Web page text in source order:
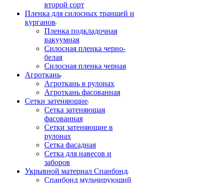
второй сорт
Пленка для силосных траншей и
курганов
Пленка подкладочная
вакуумная
Силосная пленка черно-
белая
Силосная пленка черная
Агроткань
Агроткань в рулонах
Агроткань фасованная
Сетки затеняющие
Сетка затеняющая
фасованная
Сетки затеняющие в
рулонах
Сетка фасадная
Сетка для навесов и
заборов
Укрывной материал Спанбонд
Спанбонд мульчирующий